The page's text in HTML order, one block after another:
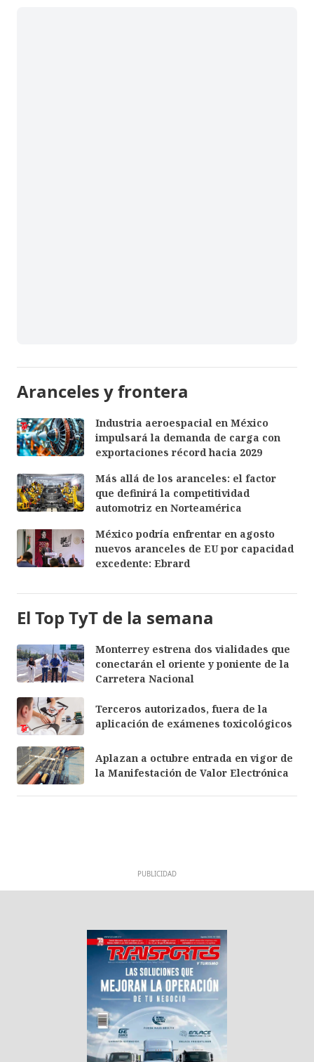
Aranceles y frontera
Industria aeroespacial en México
impulsará la demanda de carga con
exportaciones récord hacia 2029
Más allá de los aranceles: el factor
que definirá la competitividad
automotriz en Norteamérica
México podría enfrentar en agosto
nuevos aranceles de EU por capacidad
excedente: Ebrard
El Top TyT de la semana
Monterrey estrena dos vialidades que
conectarán el oriente y poniente de la
Carretera Nacional
Terceros autorizados, fuera de la
aplicación de exámenes toxicológicos
Aplazan a octubre entrada en vigor de
la Manifestación de Valor Electrónica
PUBLICIDAD